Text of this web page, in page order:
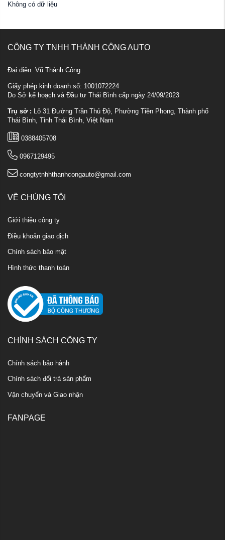
Không có dữ liệu
CÔNG TY TNHH THÀNH CÔNG AUTO
Đại diện: Vũ Thành Công
Giấy phép kinh doanh số: 1001072224
Do Sở kế hoạch và Đầu tư Thái Bình cấp ngày 24/09/2023
Trụ sở : Lô 31 Đường Trần Thủ Độ, Phường Tiền Phong, Thành phố
Thái Bình, Tỉnh Thái Bình, Việt Nam
0388405708
0967129495
congtytnhhthanhcongauto@gmail.com
VỀ CHÚNG TÔI
Giới thiệu công ty
Điều khoản giao dịch
Chính sách bảo mật
Hình thức thanh toán
CHÍNH SÁCH CÔNG TY
Chính sách bảo hành
Chính sách đổi trả sản phẩm
Vận chuyển và Giao nhận
FANPAGE